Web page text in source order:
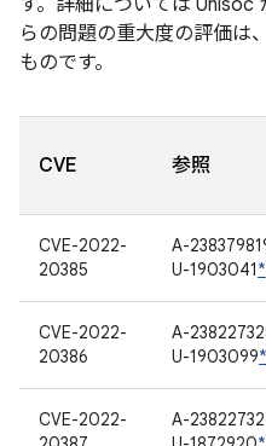
す。詳細については Unisoc
らの問題の重大度の評価は
ものです。
CVE 参照
CVE-2022-
20385
A-
U-1903041*
CVE-2022-
20386
A-
U-1903099*
CVE-2022-
A-